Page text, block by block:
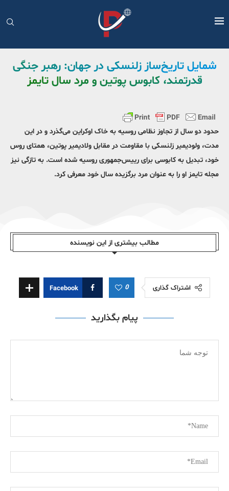
شمایل تاریخ‌ساز زلنسکی در جهان: رهبر جنگی
قدرتمند، کابوس پوتین و مرد سال تایمز
حدود دو سال از تجاوز نظامی روسیه به خاک اوکراین می‌گذرد و در این
مدت، ولودیمیر زلنسکی با مقاومت در مقابل ولادیمیر پوتین، همتای روس
خود، تبدیل به کابوسی برای رییس‌جمهوری روسیه شده است. به تازگی نیز
مجله تایمز او را به‌ عنوان مرد برگزیده سال خود معرفی کرد.
مطالب بیشتری از این نویسندە
اشتراک گذاری 0
Facebook
پیام بگذارید